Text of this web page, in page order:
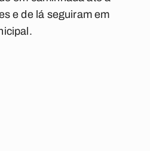
e de lá seguiram em